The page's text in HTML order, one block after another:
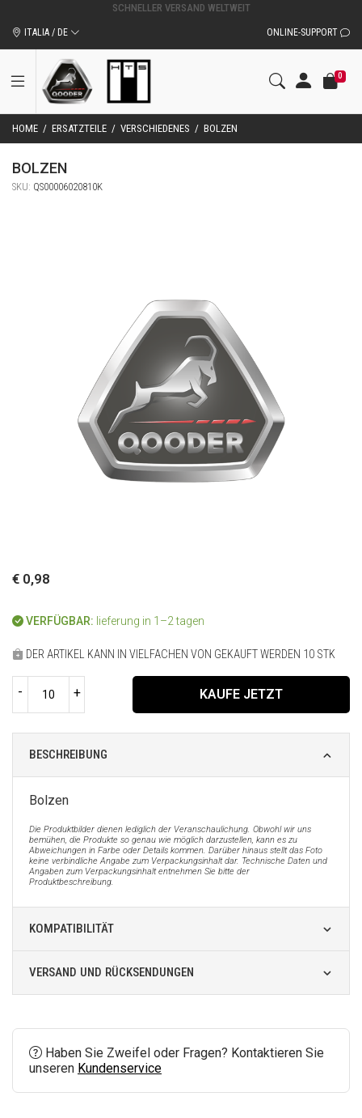
ORIGINALZUBEHÖR UND ERSATZTEILE VON QOODER
ITALIA / DE ONLINE-SUPPORT
0
HOME / ERSATZTEILE / VERSCHIEDENES / BOLZEN
BOLZEN
SKU: QS00006020810K
€ 0,98
VERFÜGBAR: lieferung in 1–2 tagen
DER ARTIKEL KANN IN VIELFACHEN VON GEKAUFT WERDEN 10 STK
- + KAUFE JETZT
BESCHREIBUNG
Bolzen
Die Produktbilder dienen lediglich der Veranschaulichung. Obwohl wir uns
bemühen, die Produkte so genau wie möglich darzustellen, kann es zu
Abweichungen in Farbe oder Details kommen. Darüber hinaus stellt das Foto
keine verbindliche Angabe zum Verpackungsinhalt dar. Technische Daten und
Angaben zum Verpackungsinhalt entnehmen Sie bitte der
Produktbeschreibung.
KOMPATIBILITÄT
VERSAND UND RÜCKSENDUNGEN
Haben Sie Zweifel oder Fragen? Kontaktieren Sie
unseren Kundenservice